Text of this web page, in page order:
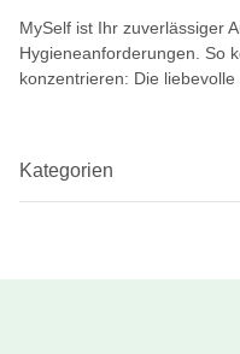
MySelf ist Ihr zuverlässiger
Hygieneanforderungen. So
konzentrieren: Die
Kategorien